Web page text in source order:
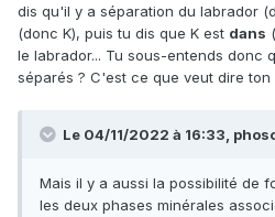
dis qu'il y a séparation du labrador
(donc K), puis tu dis que K est dans
le labrador... Tu sous-entends donc
séparés ? C'est ce que veut dire ton
Le 04/11/2022 à 16:33,
Mais il y a aussi la possibilité de
les deux phases minérales